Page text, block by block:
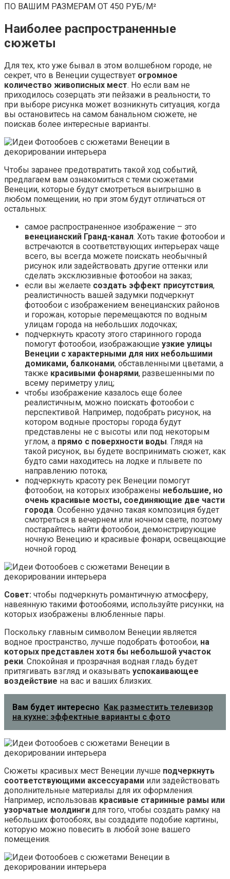
ПО ВАШИМ РАЗМЕРАМ ОТ 450 РУБ/М²
Наиболее распространенные
сюжеты
Для тех, кто уже бывал в этом волшебном городе, не
секрет, что в Венеции существует огромное
количество живописных мест. Но если вам не
приходилось созерцать эти пейзажи в реальности, то
при выборе рисунка может возникнуть ситуация, когда
вы остановитесь на самом банальном сюжете, не
поискав более интересные варианты.
Чтобы заранее предотвратить такой ход событий,
предлагаем вам ознакомиться с теми сюжетами
Венеции, которые будут смотреться выигрышно в
любом помещении, но при этом будут отличаться от
остальных:
самое распространенное изображение – это
венецианский Гранд-канал. Хоть такие фотообои и
встречаются в соответствующих интерьерах чаще
всего, вы всегда можете поискать необычный
рисунок или задействовать другие оттенки или
сделать эксклюзивные фотообои на заказ;
если вы желаете создать эффект присутствия,
реалистичность вашей задумки подчеркнут
фотообои с изображением венецианских районов
и горожан, которые перемещаются по водным
улицам города на небольших лодочках;
подчеркнуть красоту этого старинного города
помогут фотообои, изображающие узкие улицы
Венеции с характерными для них небольшими
домиками, балконами, обставленными цветами, а
также красивыми фонарями, развешенными по
всему периметру улиц;
чтобы изображение казалось еще более
реалистичным, можно поискать фотообои с
перспективой. Например, подобрать рисунок, на
котором водные просторы города будут
представлены не с высоты или под некоторым
углом, а прямо с поверхности воды. Глядя на
такой рисунок, вы будете воспринимать сюжет, как
будто сами находитесь на лодке и плывете по
направлению потока;
подчеркнуть красоту рек Венеции помогут
фотообои, на которых изображены небольшие, но
очень красивые мосты, соединяющие две части
города. Особенно удачно такая композиция будет
смотреться в вечернем или ночном свете, поэтому
постарайтесь найти фотообои, демонстрирующие
ночную Венецию и красивые фонари, освещающие
ночной город.
Совет: чтобы подчеркнуть романтичную атмосферу,
навеянную такими фотообоями, используйте рисунки, на
которых изображены влюбленные пары.
Поскольку главным символом Венеции является
водное пространство, лучше подобрать фотообои, на
которых представлен хотя бы небольшой участок
реки. Спокойная и прозрачная водная гладь будет
притягивать взгляд и оказывать успокаивающее
воздействие на вас и ваших близких.
Вам будет интересно Как разместить телевизор
на кухне: эффектные варианты с фото
Сюжеты красивых мест Венеции лучше подчеркнуть
соответствующими аксессуарами или задействовать
дополнительные материалы для их оформления.
Например, использовав красивые старинные рамы или
узорчатые молдинги для того, чтобы создать рамку на
небольших фотообоях, вы создадите подобие картины,
которую можно повесить в любой зоне вашего
помещения.